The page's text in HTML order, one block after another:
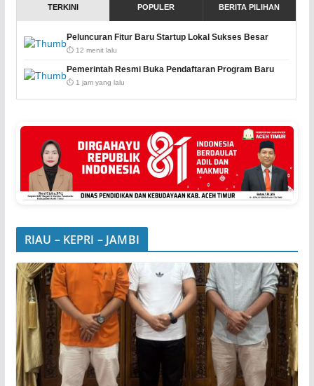
TERKINI POPULER BERITA PILIHAN
Peluncuran Fitur Baru Startup Lokal Sukses Besar
⏱️ 12 menit lalu
Pemerintah Resmi Buka Pendaftaran Program Baru
⏱️ 1 jam yang lalu
RIAU – KEPRI – JAMBI